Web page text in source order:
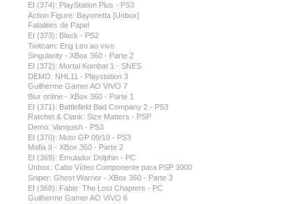
EI (374): PlayStation Plus - PS3
Action Figure: Bayonetta [Unbox]
Fatalities de Papel
EI (373): Black - PS2
Twitcam: Eng Leo ao vivo
Singularity - XBox 360 - Parte 2
EI (372): Mortal Kombat 1 - SNES
DEMO: NHL11 - Playstation 3
Guilherme Gamer AO VIVO 7
Blur online - XBox 360 - Parte 1
EI (371): Battlefield Bad Company 2 - PS3
Ratchet & Clank: Size Matters - PSP
Demo: Vanquish - PS3
EI (370): Moto GP 09/10 - PS3
Mafia II - XBox 360 - Parte 2
EI (369): Emulador Dolphin - PC
Unbox: Cabo Vídeo Componente para PSP 3000
Sniper: Ghost Warrior - XBox 360 - Parte 3
EI (368): Fable: The Lost Chapters - PC
Guilherme Gamer AO VIVO 6